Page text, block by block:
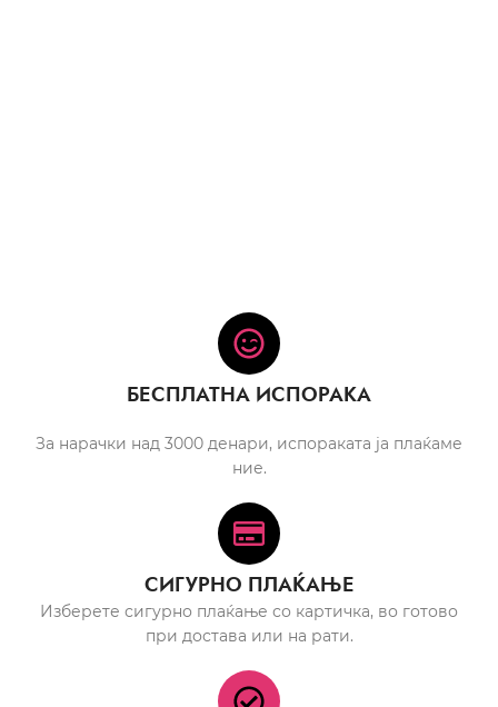
БЕСПЛАТНА ИСПОРАКА
За нарачки над 3000 денари, испораката ја плаќаме
ние.
СИГУРНО ПЛАЌАЊЕ
Изберете сигурно плаќање со картичка, во готово
при достава или на рати.